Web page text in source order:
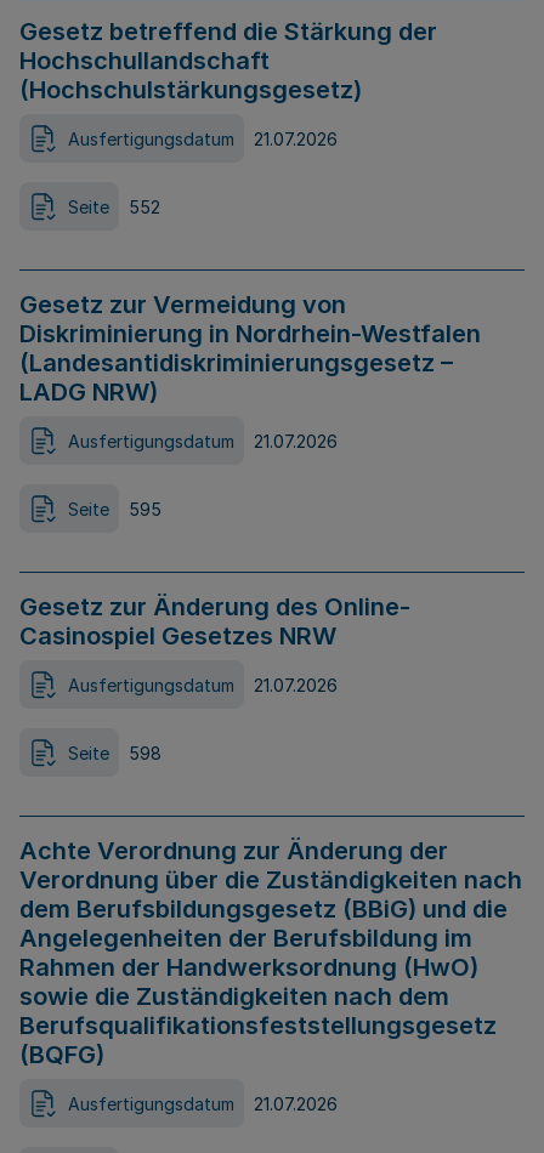
Gesetz betreffend die Stärkung der
Hochschullandschaft
(Hochschulstärkungsgesetz)
Ausfertigungsdatum 21.07.2026
Seite 552
Gesetz zur Vermeidung von
Diskriminierung in Nordrhein-Westfalen
(Landesantidiskriminierungsgesetz –
LADG NRW)
Ausfertigungsdatum 21.07.2026
Seite 595
Gesetz zur Änderung des Online-
Casinospiel Gesetzes NRW
Ausfertigungsdatum 21.07.2026
Seite 598
Achte Verordnung zur Änderung der
Verordnung über die Zuständigkeiten nach
dem Berufsbildungsgesetz (BBiG) und die
Angelegenheiten der Berufsbildung im
Rahmen der Handwerksordnung (HwO)
sowie die Zuständigkeiten nach dem
Berufsqualifikationsfeststellungsgesetz
(BQFG)
Ausfertigungsdatum 21.07.2026